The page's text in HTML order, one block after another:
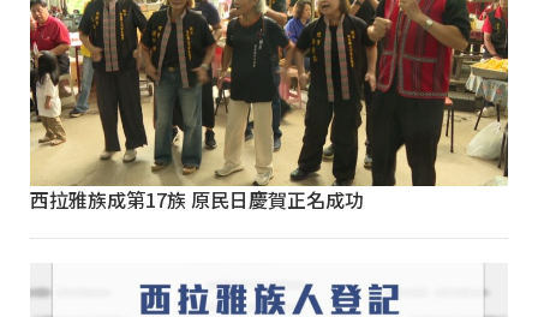
西拉雅族成第17族 原民日慶賀正名成功